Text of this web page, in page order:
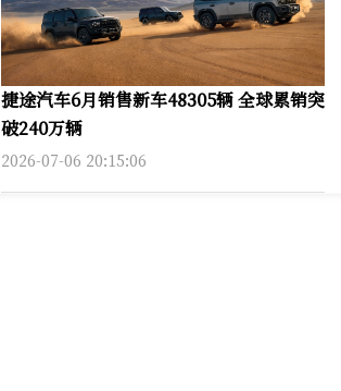
捷途汽车6月销售新车48305辆 全球累销突
破240万辆
2026-07-06 20:15:06